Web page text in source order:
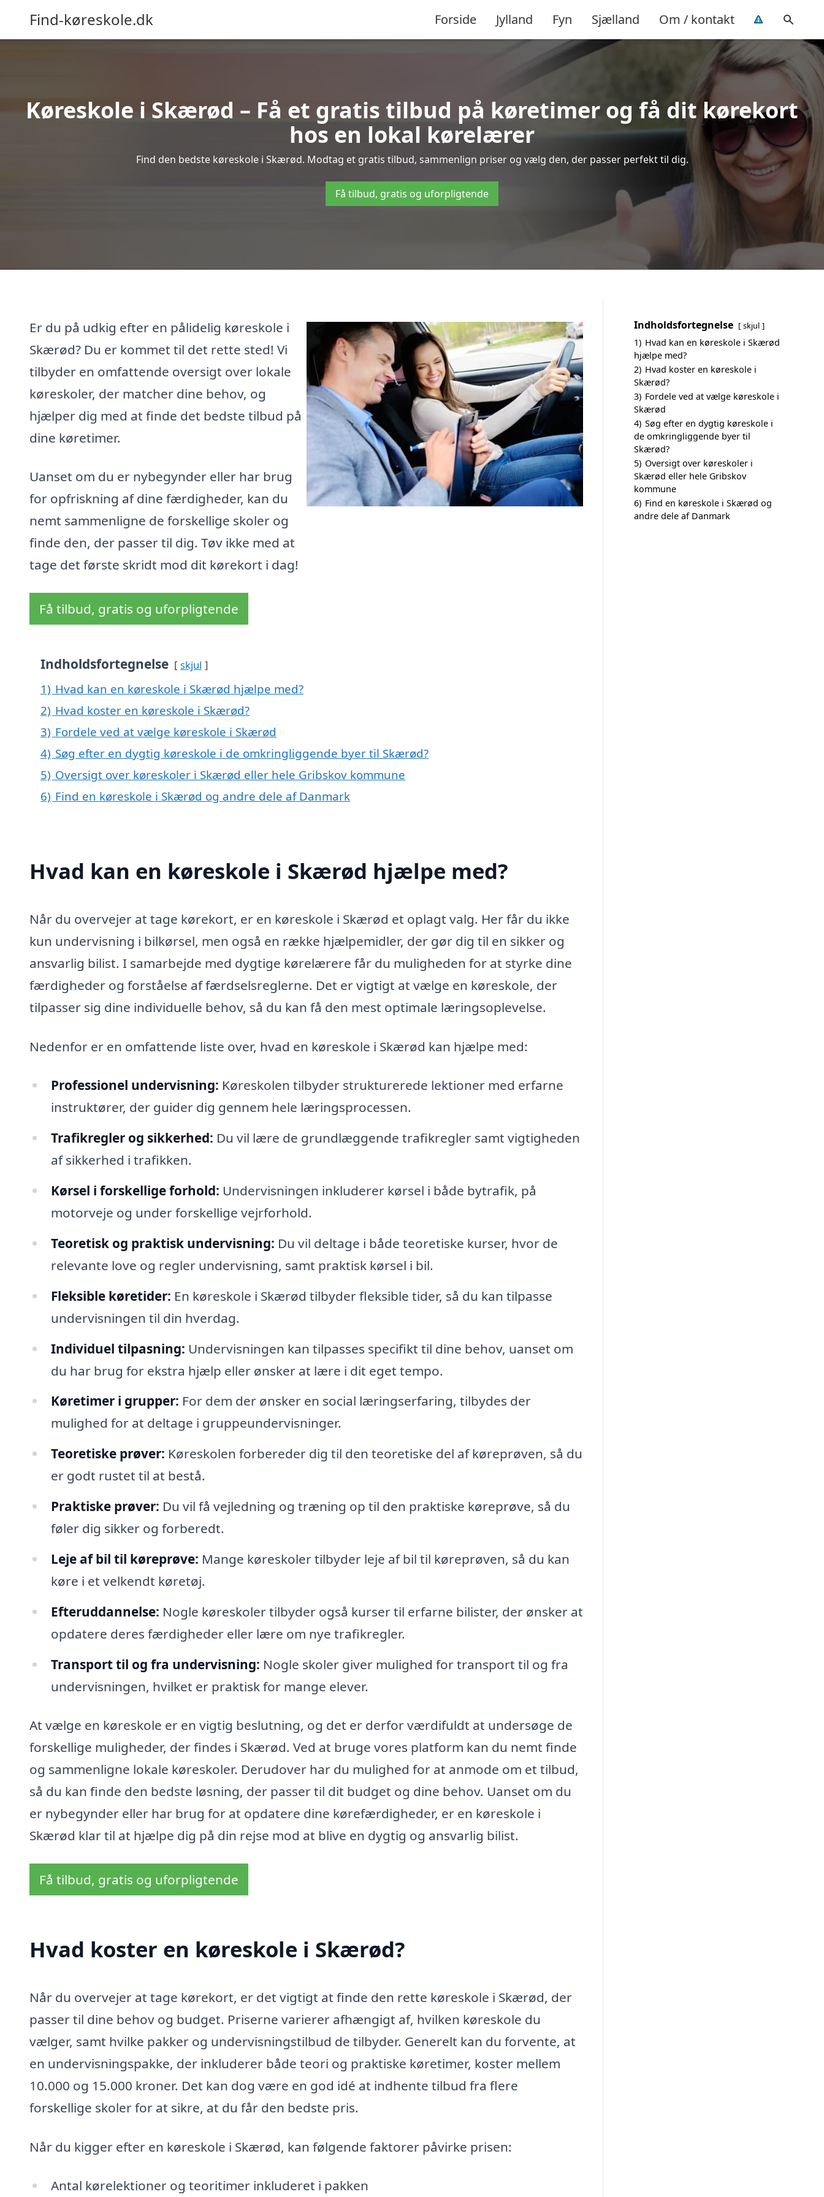
Find-køreskole.dk Forside Jylland Fyn Sjælland Om / kontakt
Køreskole i Skærød – Få et gratis tilbud på køretimer og få dit kørekort
hos en lokal kørelærer
Find den bedste køreskole i Skærød. Modtag et gratis tilbud, sammenlign priser og vælg den, der passer perfekt til dig.
Få tilbud, gratis og uforpligtende
Er du på udkig efter en pålidelig køreskole i
Skærød? Du er kommet til det rette sted! Vi
tilbyder en omfattende oversigt over lokale
køreskoler, der matcher dine behov, og
hjælper dig med at finde det bedste tilbud på
dine køretimer.
Uanset om du er nybegynder eller har brug
for opfriskning af dine færdigheder, kan du
nemt sammenligne de forskellige skoler og
finde den, der passer til dig. Tøv ikke med at
tage det første skridt mod dit kørekort i dag!
Få tilbud, gratis og uforpligtende
Indholdsfortegnelse skjul
1) Hvad kan en køreskole i Skærød hjælpe med?
2) Hvad koster en køreskole i Skærød?
3) Fordele ved at vælge køreskole i Skærød
4) Søg efter en dygtig køreskole i de omkringliggende byer til Skærød?
5) Oversigt over køreskoler i Skærød eller hele Gribskov kommune
6) Find en køreskole i Skærød og andre dele af Danmark
Hvad kan en køreskole i Skærød hjælpe med?
Når du overvejer at tage kørekort, er en køreskole i Skærød et oplagt valg. Her får du ikke
kun undervisning i bilkørsel, men også en række hjælpemidler, der gør dig til en sikker og
ansvarlig bilist. I samarbejde med dygtige kørelærere får du muligheden for at styrke dine
færdigheder og forståelse af færdselsreglerne. Det er vigtigt at vælge en køreskole, der
tilpasser sig dine individuelle behov, så du kan få den mest optimale læringsoplevelse.
Nedenfor er en omfattende liste over, hvad en køreskole i Skærød kan hjælpe med:
Professionel undervisning: Køreskolen tilbyder strukturerede lektioner med erfarne
instruktører, der guider dig gennem hele læringsprocessen.
Trafikregler og sikkerhed: Du vil lære de grundlæggende trafikregler samt vigtigheden
af sikkerhed i trafikken.
Kørsel i forskellige forhold: Undervisningen inkluderer kørsel i både bytrafik, på
motorveje og under forskellige vejrforhold.
Teoretisk og praktisk undervisning: Du vil deltage i både teoretiske kurser, hvor de
relevante love og regler undervisning, samt praktisk kørsel i bil.
Fleksible køretider: En køreskole i Skærød tilbyder fleksible tider, så du kan tilpasse
undervisningen til din hverdag.
Individuel tilpasning: Undervisningen kan tilpasses specifikt til dine behov, uanset om
du har brug for ekstra hjælp eller ønsker at lære i dit eget tempo.
Køretimer i grupper: For dem der ønsker en social læringserfaring, tilbydes der
mulighed for at deltage i gruppeundervisninger.
Teoretiske prøver: Køreskolen forbereder dig til den teoretiske del af køreprøven, så du
er godt rustet til at bestå.
Praktiske prøver: Du vil få vejledning og træning op til den praktiske køreprøve, så du
føler dig sikker og forberedt.
Leje af bil til køreprøve: Mange køreskoler tilbyder leje af bil til køreprøven, så du kan
køre i et velkendt køretøj.
Efteruddannelse: Nogle køreskoler tilbyder også kurser til erfarne bilister, der ønsker at
opdatere deres færdigheder eller lære om nye trafikregler.
Transport til og fra undervisning: Nogle skoler giver mulighed for transport til og fra
undervisningen, hvilket er praktisk for mange elever.
At vælge en køreskole er en vigtig beslutning, og det er derfor værdifuldt at undersøge de
forskellige muligheder, der findes i Skærød. Ved at bruge vores platform kan du nemt finde
og sammenligne lokale køreskoler. Derudover har du mulighed for at anmode om et tilbud,
så du kan finde den bedste løsning, der passer til dit budget og dine behov. Uanset om du
er nybegynder eller har brug for at opdatere dine kørefærdigheder, er en køreskole i
Skærød klar til at hjælpe dig på din rejse mod at blive en dygtig og ansvarlig bilist.
Få tilbud, gratis og uforpligtende
Hvad koster en køreskole i Skærød?
Når du overvejer at tage kørekort, er det vigtigt at finde den rette køreskole i Skærød, der
passer til dine behov og budget. Priserne varierer afhængigt af, hvilken køreskole du
vælger, samt hvilke pakker og undervisningstilbud de tilbyder. Generelt kan du forvente, at
en undervisningspakke, der inkluderer både teori og praktiske køretimer, koster mellem
10.000 og 15.000 kroner. Det kan dog være en god idé at indhente tilbud fra flere
forskellige skoler for at sikre, at du får den bedste pris.
Når du kigger efter en køreskole i Skærød, kan følgende faktorer påvirke prisen:
Antal kørelektioner og teoritimer inkluderet i pakken
Indholdsfortegnelse skjul
1) Hvad kan en køreskole i Skærød
hjælpe med?
2) Hvad koster en køreskole i
Skærød?
3) Fordele ved at vælge køreskole i
Skærød
4) Søg efter en dygtig køreskole i
de omkringliggende byer til
Skærød?
5) Oversigt over køreskoler i
Skærød eller hele Gribskov
kommune
6) Find en køreskole i Skærød og
andre dele af Danmark